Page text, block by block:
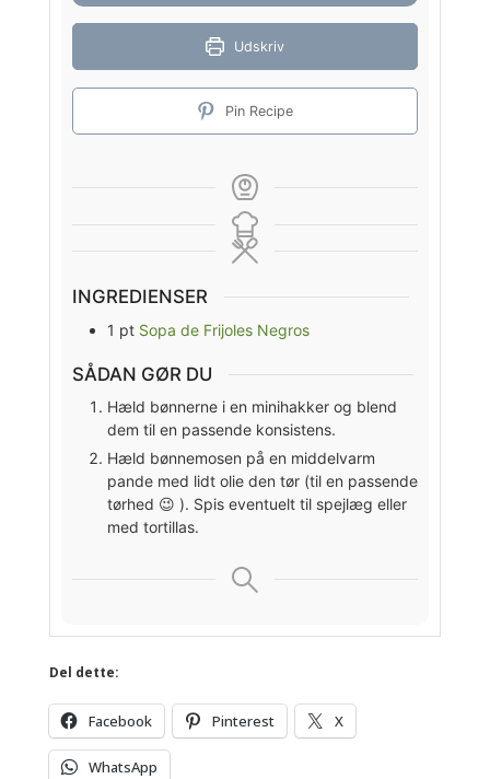
Udskriv
Pin Recipe
INGREDIENSER
1 pt Sopa de Frijoles Negros
SÅDAN GØR DU
Hæld bønnerne i en minihakker og blend
dem til en passende konsistens.
Hæld bønnemosen på en middelvarm
pande med lidt olie den tør (til en passende
tørhed 😉 ). Spis eventuelt til spejlæg eller
med tortillas.
Del dette:
Facebook Pinterest X
WhatsApp